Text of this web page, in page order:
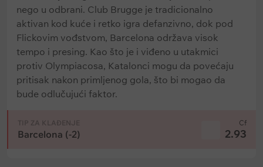
nego u odbrani. Club Brugge je tradicionalno
aktivan kod kuće i retko igra defanzivno, dok pod
Flickovim vođstvom, Barcelona održava visok
tempo i presing. Kao što je i viđeno u utakmici
protiv Olympiacosa, Katalonci mogu da povećaju
pritisak nakon primljenog gola, što bi mogao da
bude odlučujući faktor.
TIP ZA KLAĐENJE
Barcelona (-2)
Cf
2.93